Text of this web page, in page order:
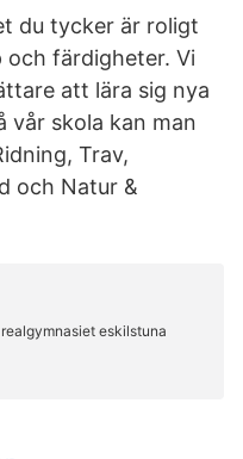
du tycker är roligt
och färdigheter. Vi
att lära sig nya
vår skola kan man
Trav,
och Natur &